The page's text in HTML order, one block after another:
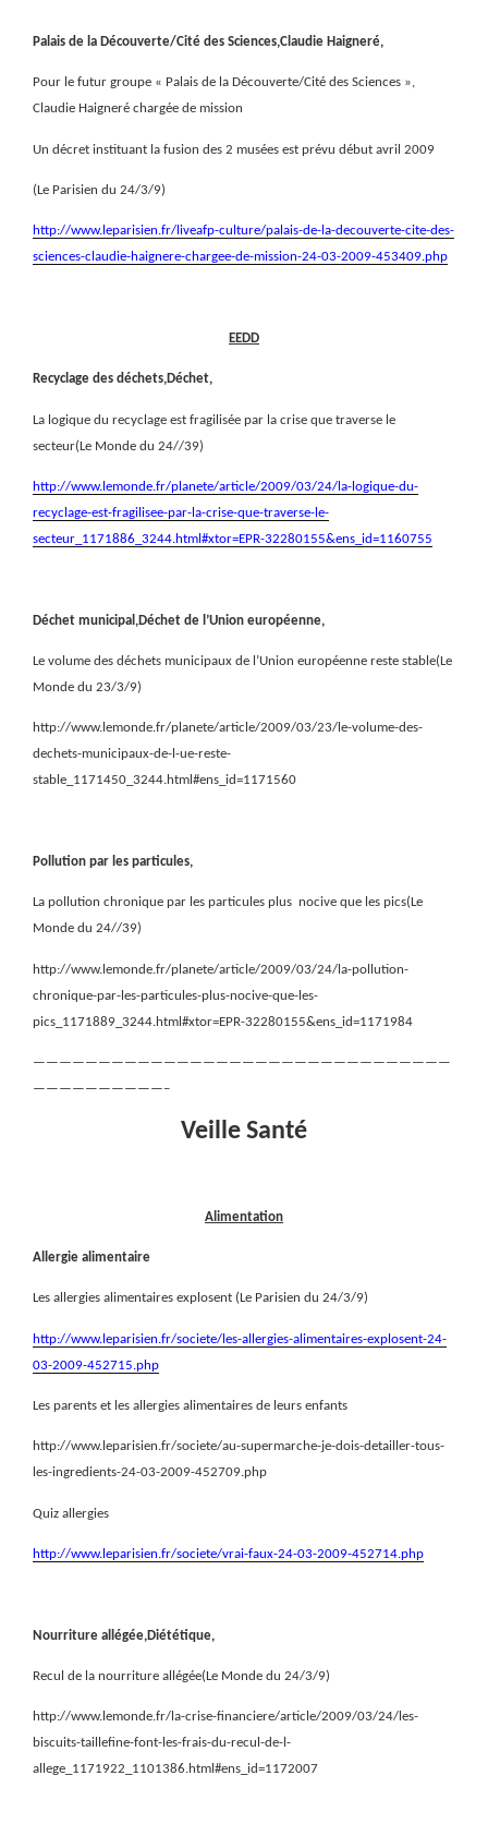
Palais de la Découverte/Cité des Sciences,Claudie Haigneré,
Pour le futur groupe « Palais de la Découverte/Cité des Sciences »,
Claudie Haigneré chargée de mission
Un décret instituant la fusion des 2 musées est prévu début avril 2009
(Le Parisien du 24/3/9)
http://www.leparisien.fr/liveafp-culture/palais-de-la-decouverte-cite-des-
sciences-claudie-haignere-chargee-de-mission-24-03-2009-453409.php
EEDD
Recyclage des déchets,Déchet,
La logique du recyclage est fragilisée par la crise que traverse le
secteur(Le Monde du 24//39)
http://www.lemonde.fr/planete/article/2009/03/24/la-logique-du-
recyclage-est-fragilisee-par-la-crise-que-traverse-le-
secteur_1171886_3244.html#xtor=EPR-32280155&ens_id=1160755
Déchet municipal,Déchet de l’Union européenne,
Le volume des déchets municipaux de l’Union européenne reste stable(Le
Monde du 23/3/9)
http://www.lemonde.fr/planete/article/2009/03/23/le-volume-des-
dechets-municipaux-de-l-ue-reste-
stable_1171450_3244.html#ens_id=1171560
Pollution par les particules,
La pollution chronique par les particules plus nocive que les pics(Le
Monde du 24//39)
http://www.lemonde.fr/planete/article/2009/03/24/la-pollution-
chronique-par-les-particules-plus-nocive-que-les-
pics_1171889_3244.html#xtor=EPR-32280155&ens_id=1171984
————————————————————————————————
——————————–
Veille Santé
Alimentation
Allergie alimentaire
Les allergies alimentaires explosent (Le Parisien du 24/3/9)
http://www.leparisien.fr/societe/les-allergies-alimentaires-explosent-24-
03-2009-452715.php
Les parents et les allergies alimentaires de leurs enfants
http://www.leparisien.fr/societe/au-supermarche-je-dois-detailler-tous-
les-ingredients-24-03-2009-452709.php
Quiz allergies
http://www.leparisien.fr/societe/vrai-faux-24-03-2009-452714.php
Nourriture allégée,Diététique,
Recul de la nourriture allégée(Le Monde du 24/3/9)
http://www.lemonde.fr/la-crise-financiere/article/2009/03/24/les-
biscuits-taillefine-font-les-frais-du-recul-de-l-
allege_1171922_1101386.html#ens_id=1172007